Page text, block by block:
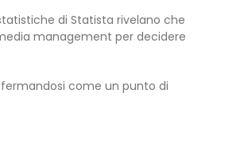
di Statista rivelano che
management per decidere
come un punto di